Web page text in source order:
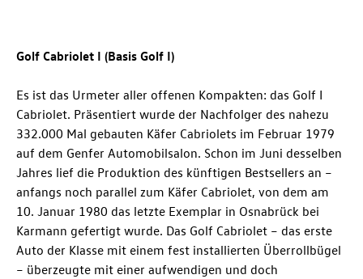
Golf Cabriolet I (Basis Golf I)
Es ist das Urmeter aller offenen Kompakten: das Golf I
Cabriolet. Präsentiert wurde der Nachfolger des nahezu
332.000 Mal gebauten Käfer Cabriolets im Februar 1979
auf dem Genfer Automobilsalon. Schon im Juni desselben
Jahres lief die Produktion des künftigen Bestsellers an –
anfangs noch parallel zum Käfer Cabriolet, von dem am
10. Januar 1980 das letzte Exemplar in Osnabrück bei
Karmann gefertigt wurde. Das Golf Cabriolet – das erste
Auto der Klasse mit einem fest installierten Überrollbügel
– überzeugte mit einer aufwendigen und doch